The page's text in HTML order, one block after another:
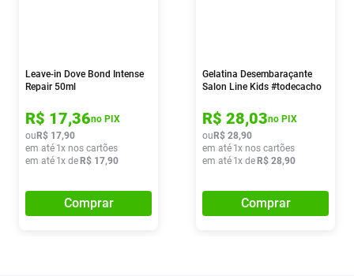
Leave-in Dove Bond Intense
Repair 50ml
R$ 17,36no PIX
ou R$ 17,90
em até 1x nos cartões
em até 1x de R$ 17,90
Comprar
Gelatina Desembaraçante
Salon Line Kids #todecacho
R$ 28,03no PIX
ou R$ 28,90
em até 1x nos cartões
em até 1x de R$ 28,90
Comprar